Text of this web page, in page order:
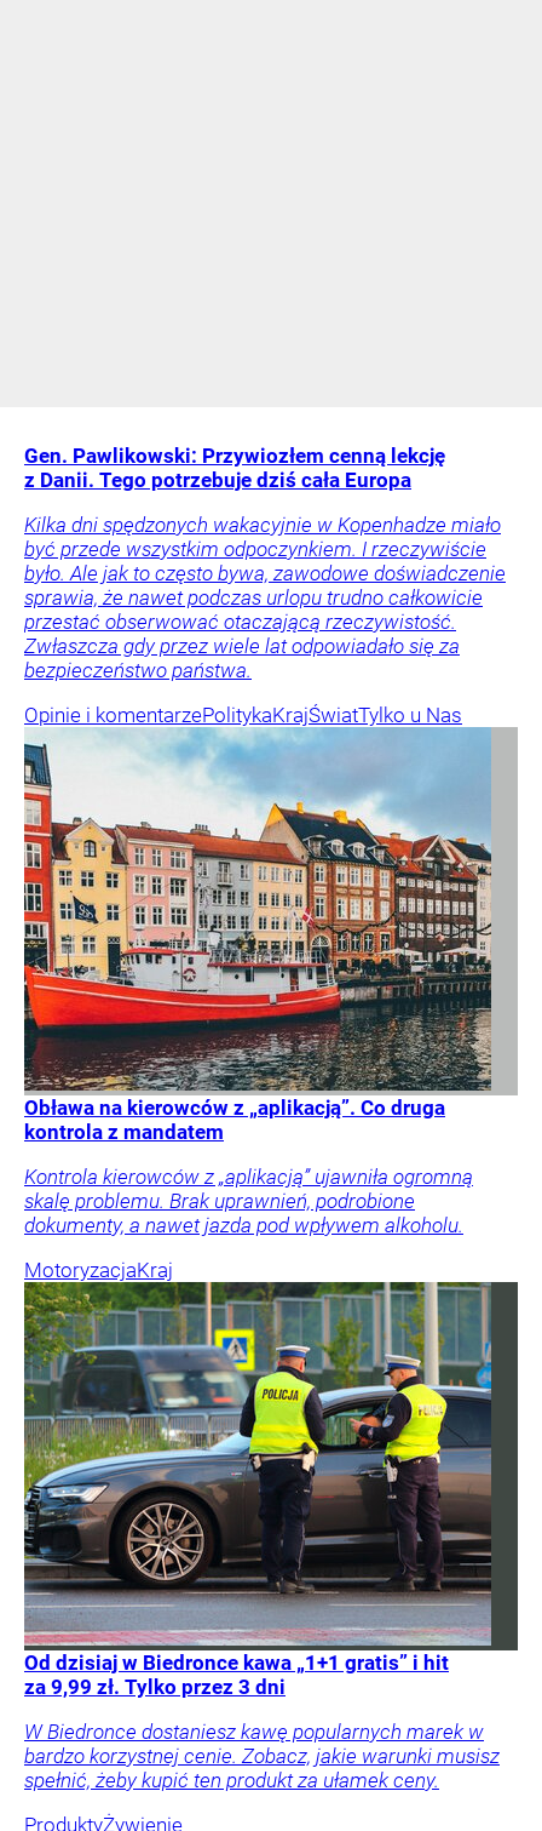
Gen. Pawlikowski: Przywiozłem cenną lekcję
z Danii. Tego potrzebuje dziś cała Europa
Kilka dni spędzonych wakacyjnie w Kopenhadze miało
być przede wszystkim odpoczynkiem. I rzeczywiście
było. Ale jak to często bywa, zawodowe doświadczenie
sprawia, że nawet podczas urlopu trudno całkowicie
przestać obserwować otaczającą rzeczywistość.
Zwłaszcza gdy przez wiele lat odpowiadało się za
bezpieczeństwo państwa.
Opinie i komentarzePolitykaKrajŚwiatTylko u Nas
Obława na kierowców z „aplikacją”. Co druga
kontrola z mandatem
Kontrola kierowców z „aplikacją” ujawniła ogromną
skalę problemu. Brak uprawnień, podrobione
dokumenty, a nawet jazda pod wpływem alkoholu.
MotoryzacjaKraj
Od dzisiaj w Biedronce kawa „1+1 gratis” i hit
za 9,99 zł. Tylko przez 3 dni
W Biedronce dostaniesz kawę popularnych marek w
bardzo korzystnej cenie. Zobacz, jakie warunki musisz
spełnić, żeby kupić ten produkt za ułamek ceny.
ProduktyŻywienie